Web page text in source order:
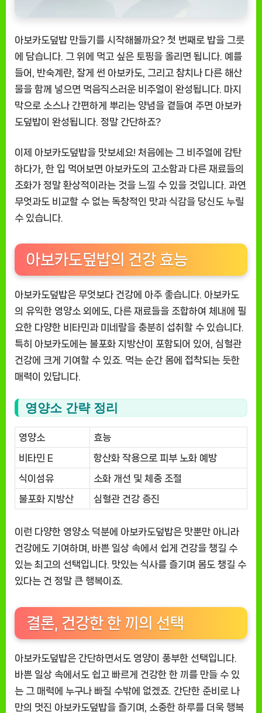
아보카도덮밥 만들기를 시작해볼까요? 첫 번째로 밥을 그릇
에 담습니다. 그 위에 먹고 싶은 토핑을 올리면 됩니다. 예를
들어, 반숙계란, 잘게 썬 아보카도, 그리고 참치나 다른 해산
물을 함께 넣으면 먹음직스러운 비주얼이 완성됩니다. 마지
막으로 소스나 간편하게 뿌리는 양념을 곁들여 주면 아보카
도덮밥이 완성됩니다. 정말 간단하죠?
이제 아보카도덮밥을 맛보세요! 처음에는 그 비주얼에 감탄
하다가, 한 입 먹어보면 아보카도의 고소함과 다른 재료들의
조화가 정말 환상적이라는 것을 느낄 수 있을 것입니다. 과연
무엇과도 비교할 수 없는 독창적인 맛과 식감을 당신도 누릴
수 있습니다.
아보카도덮밥의 건강 효능
아보카도덮밥은 무엇보다 건강에 아주 좋습니다. 아보카도
의 유익한 영양소 외에도, 다른 재료들을 조합하여 체내에 필
요한 다양한 비타민과 미네랄을 충분히 섭취할 수 있습니다.
특히 아보카도에는 불포화 지방산이 포함되어 있어, 심혈관
건강에 크게 기여할 수 있죠. 먹는 순간 몸에 접착되는 듯한
매력이 있답니다.
영양소 간략 정리
영양소
효능
비타민 E
항산화 작용으로 피부 노화 예방
식이섬유
소화 개선 및 체중 조절
불포화 지방산
심혈관 건강 증진
이런 다양한 영양소 덕분에 아보카도덮밥은 맛뿐만 아니라
건강에도 기여하며, 바쁜 일상 속에서 쉽게 건강을 챙길 수
있는 최고의 선택입니다. 맛있는 식사를 즐기며 몸도 챙길 수
있다는 건 정말 큰 행복이죠.
결론, 건강한 한 끼의 선택
아보카도덮밥은 간단하면서도 영양이 풍부한 선택입니다.
바쁜 일상 속에서도 쉽고 빠르게 건강한 한 끼를 만들 수 있
는 그 매력에 누구나 빠질 수밖에 없겠죠. 간단한 준비로 나
만의 멋진 아보카도덮밥을 즐기며, 소중한 하루를 더욱 행복